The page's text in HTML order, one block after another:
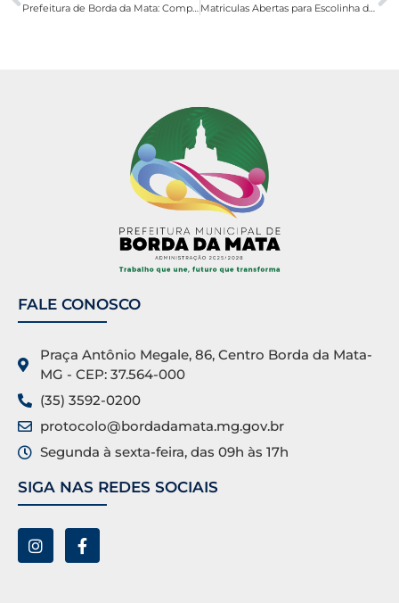
Matriculas Abertas para Escolinha de FUTSAL
FALE CONOSCO
Praça Antônio Megale, 86, Centro Borda da Mata-
MG - CEP: 37.564-000
(35) 3592-0200
protocolo@bordadamata.mg.gov.br
Segunda à sexta-feira, das 09h às 17h
SIGA NAS REDES SOCIAIS